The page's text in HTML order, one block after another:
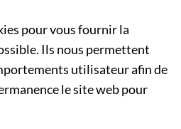
?
pour vous fournir la
Ils nous permettent
utilisateur afin de
le site web pour